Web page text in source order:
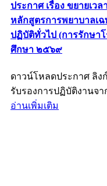
ประกาศ เรื่อง ขยายเว
หลักสูตรการพยาบาลเ
ปฏิบัติทั่วไป (การรักษา
ศึกษา ๒๕๖๙
ดาวน์โหลดประกาศ ลิ
รับรองการปฏิบัติงานจ
อ่านเพิ่มเติม